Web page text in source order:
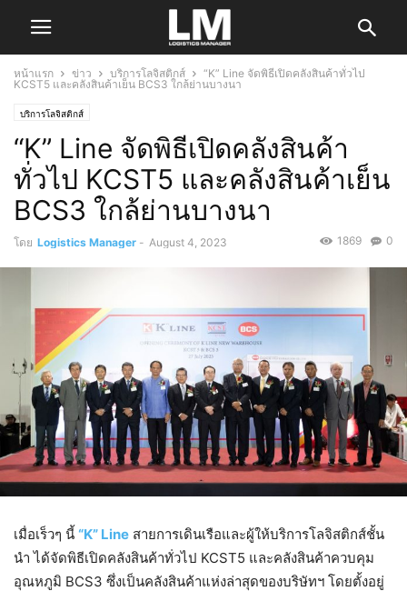
หน้าแรก ข่าว บริการโลจิสติกส์
“K” Line จัดพิธีเปิดคลังสินค้าทั่วไป
KCST5 และคลังสินค้าเย็น BCS3 ใกล้ย่านบางนา
บริการโลจิสติกส์
“K” Line จัดพิธีเปิดคลังสินค้า
ทั่วไป KCST5 และคลังสินค้าเย็น
BCS3 ใกล้ย่านบางนา
โดย Logistics Manager - August 4, 2023 0
1869
เมื่อเร็วๆ นี้ “K” Line สายการเดินเรือและผู้ให้บริการโลจิสติกส์ชั้น
นำ ได้จัดพิธีเปิดคลังสินค้าทั่วไป KCST5 และคลังสินค้าควบคุม
อุณหภูมิ BCS3 ซึ่งเป็นคลังสินค้าแห่งล่าสุดของบริษัทฯ โดยตั้งอยู่